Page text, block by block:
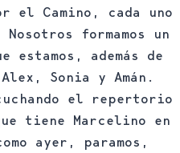
el Camino, cada uno
formamos un
estamos, además de
Sonia y Amán.
el repertorio
tiene Marcelino en
ayer, paramos,